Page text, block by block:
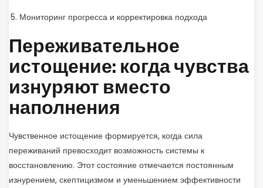
Мониторинг прогресса и корректировка подхода
Переживательное
истощение: когда чувства
изнуряют вместо
наполнения
Чувственное истощение формируется, когда сила
переживаний превосходит возможность системы к
восстановлению. Этот состояние отмечается постоянным
изнурением, скептицизмом и уменьшением эффективности